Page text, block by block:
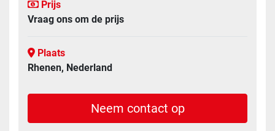
Prijs
Vraag ons om de prijs
Plaats
Rhenen, Nederland
Neem contact op